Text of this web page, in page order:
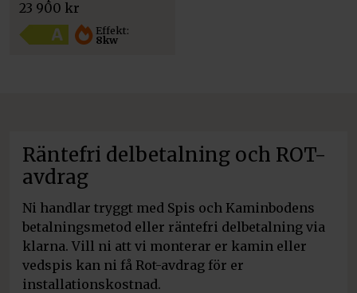
Effekt:
8kw
23 900 kr
23
900 kr.
22
900 kr.
Räntefri delbetalning och ROT-
avdrag
Ni handlar tryggt med Spis och Kaminbodens
betalningsmetod eller räntefri delbetalning via
klarna. Vill ni att vi monterar er kamin eller
vedspis kan ni få Rot-avdrag för er
installationskostnad.